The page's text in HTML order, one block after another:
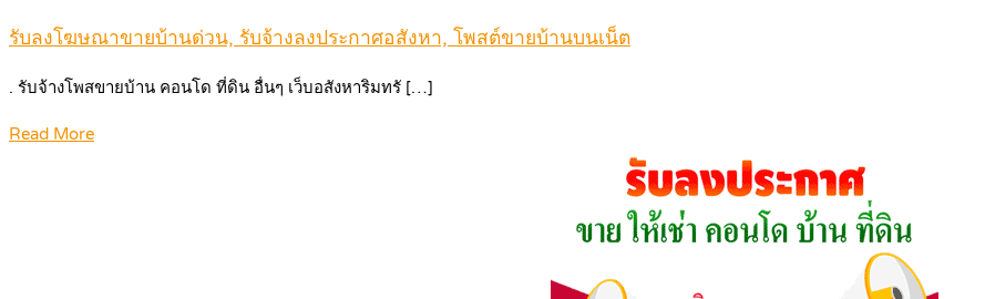
รับลงโฆษณาขายบ้านด่วน, รับจ้างลงประกาศอสังหา, โพสต์ขายบ้านบนเน็ต
. รับจ้างโพสขายบ้าน คอนโด ที่ดิน อื่นๆ เว็บอสังหาริมทรั […]
Read More